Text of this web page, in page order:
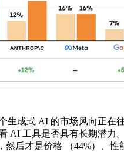
成式 AI 的市场风向正在
AI 工具是否具有长期潜力
然后才是价格 （44%）、性